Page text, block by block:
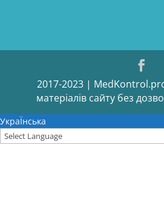
2017-2023 |
матеріалів сайту без
УкраЇнська